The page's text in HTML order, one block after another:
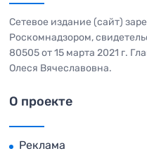
Сетевое издание (сайт)
Роскомнадзором,
80505 от 15 марта 2021 г.
Олеся Вячеславовна.
О проекте
Реклама